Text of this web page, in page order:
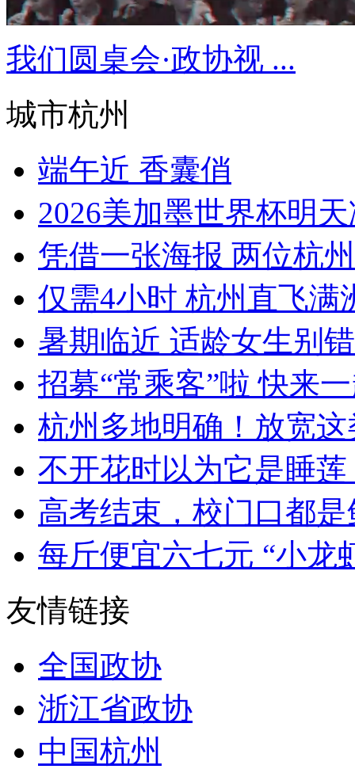
我们圆桌会·政协视 ...
城市杭州
端午近 香囊俏
2026美加墨世界杯明
凭借一张海报 两位杭
仅需4小时 杭州直飞满
暑期临近 适龄女生别
招募“常乘客”啦 快来
杭州多地明确！放宽
不开花时以为它是睡
高考结束，校门口都
每斤便宜六七元 “小龙
友情链接
全国政协
浙江省政协
中国杭州